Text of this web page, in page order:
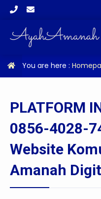
You are here :
PLATFORM
0856-4028-
Website
Amanah